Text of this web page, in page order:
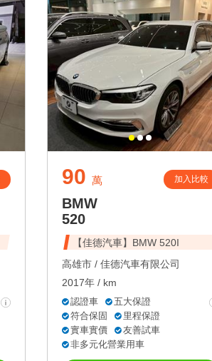
90 萬 加入比較
BMW
520
【佳德汽車】BMW 520I
高雄市 / 佳德汽車有限公司
2017年 / km
認證車
五大保證
符合保固
里程保證
實車實價
友善試車
非多元化營業用車